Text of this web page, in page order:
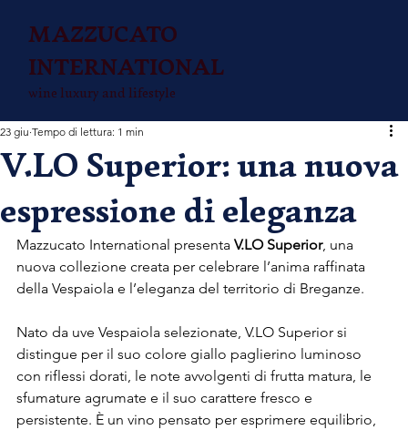
MAZZUCATO
INTERNATIONAL
wine luxury and lifestyle
V.LO Superior: una nuova
espressione di eleganza
23 giu Tempo di lettura: 1 min
Mazzucato International presenta V.LO Superior, una
nuova collezione creata per celebrare l’anima raffinata
della Vespaiola e l’eleganza del territorio di Breganze.
Nato da uve Vespaiola selezionate, V.LO Superior si
distingue per il suo colore giallo paglierino luminoso
con riflessi dorati, le note avvolgenti di frutta matura, le
sfumature agrumate e il suo carattere fresco e
persistente. È un vino pensato per esprimere equilibrio,